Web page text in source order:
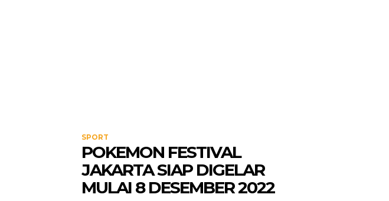
SPORT
POKEMON FESTIVAL
JAKARTA SIAP DIGELAR
MULAI 8 DESEMBER 2022